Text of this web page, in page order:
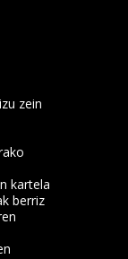
zein
kartela
berriz